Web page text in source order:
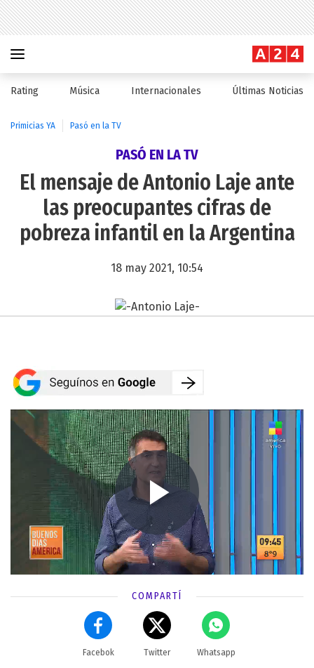
Rating Música Internacionales Últimas Noticias
Primicias YA Pasó en la TV
PASÓ EN LA TV
El mensaje de Antonio Laje ante
las preocupantes cifras de
pobreza infantil en la Argentina
18 may 2021, 10:54
COMPARTÍ
Facebok Twitter Whatsapp